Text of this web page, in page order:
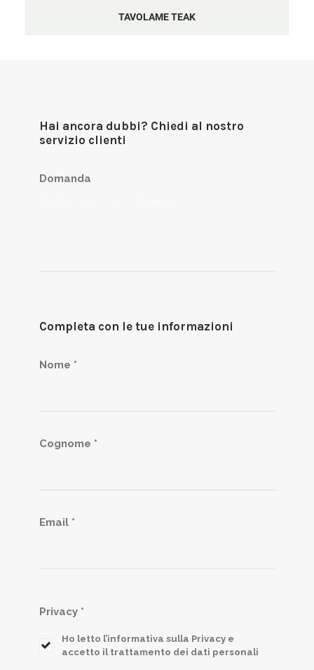
TAVOLAME TEAK
Hai ancora dubbi? Chiedi al nostro
servizio clienti
Domanda
Completa con le tue informazioni
Nome *
Cognome *
Email *
Privacy *
Ho letto l’informativa sulla Privacy e
accetto il trattamento dei dati personali